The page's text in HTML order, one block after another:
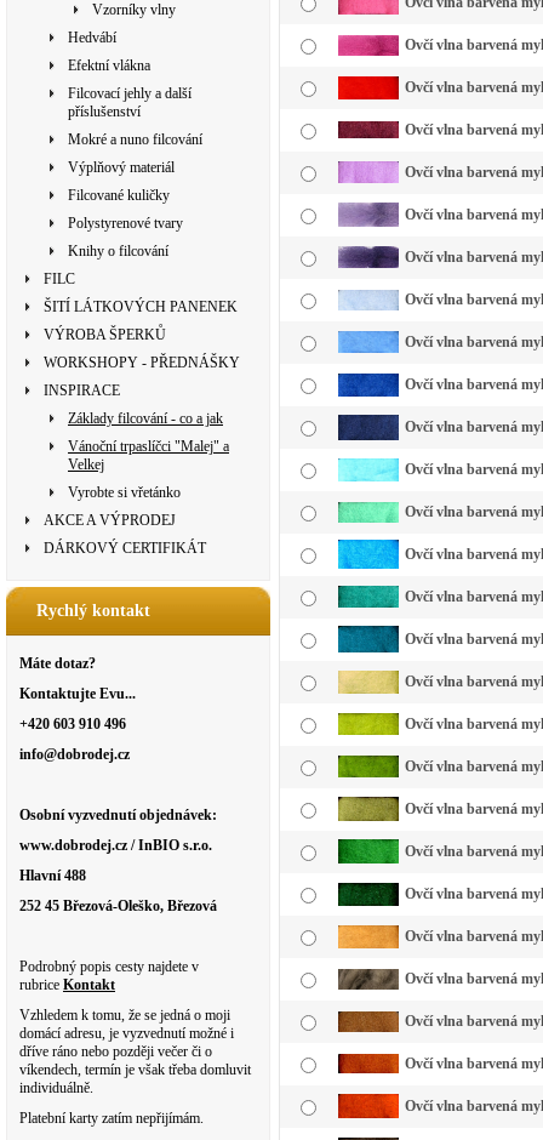
Vzorníky vlny
Hedvábí
Efektní vlákna
Filcovací jehly a další
příslušenství
Mokré a nuno filcování
Výplňový materiál
Filcované kuličky
Polystyrenové tvary
Knihy o filcování
FILC
ŠITÍ LÁTKOVÝCH PANENEK
VÝROBA ŠPERKŮ
WORKSHOPY - PŘEDNÁŠKY
INSPIRACE
Základy filcování - co a jak
Vánoční trpaslíčci "Malej" a
Velkej
Vyrobte si vřetánko
AKCE A VÝPRODEJ
DÁRKOVÝ CERTIFIKÁT
Rychlý kontakt
Máte dotaz?
Kontaktujte Evu...
+420 603 910 496
info@dobrodej.cz
Osobní vyzvednutí objednávek:
www.dobrodej.cz / InBIO s.r.o.
Hlavní 488
252 45 Březová-Oleško, Březová
Podrobný popis cesty najdete v
rubrice Kontakt
Vzhledem k tomu, že se jedná o moji
domácí adresu, je vyzvednutí možné i
dříve ráno nebo později večer či o
víkendech, termín je však třeba domluvit
individuálně.
Platební karty zatím nepřijímám.
Ovčí vlna barvená
Ovčí vlna barvená
Ovčí vlna barvená
Ovčí vlna barvená
Ovčí vlna barvená
Ovčí vlna barvená
Ovčí vlna barvená
Ovčí vlna barvená
Ovčí vlna barvená
Ovčí vlna barvená
Ovčí vlna barvená
Ovčí vlna barvená
Ovčí vlna barvená
Ovčí vlna barvená
Ovčí vlna barvená
Ovčí vlna barvená
Ovčí vlna barvená
Ovčí vlna barvená
Ovčí vlna barvená
Ovčí vlna barvená
Ovčí vlna barvená
Ovčí vlna barvená
Ovčí vlna barvená
Ovčí vlna barvená
Ovčí vlna barvená
Ovčí vlna barvená